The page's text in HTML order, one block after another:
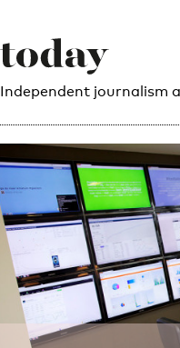
Independent journalism